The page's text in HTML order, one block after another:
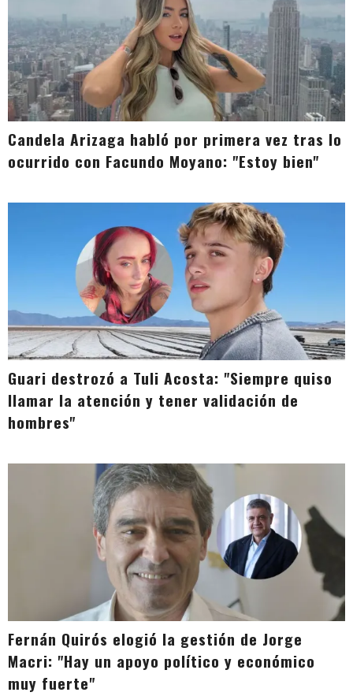
Candela Arizaga habló por primera vez tras lo
ocurrido con Facundo Moyano: "Estoy bien"
Guari destrozó a Tuli Acosta: "Siempre quiso
llamar la atención y tener validación de
hombres"
Fernán Quirós elogió la gestión de Jorge
Macri: "Hay un apoyo político y económico
muy fuerte"